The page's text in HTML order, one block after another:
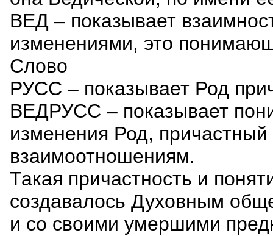
ВЕД – показывает
изменениями, это
Слово
РУСС – показывает Род
ВЕДРУСС – показывает
изменения Род,
взаимоотношениям.
Такая причастность и
создавалось Духовным
и со своими умершими